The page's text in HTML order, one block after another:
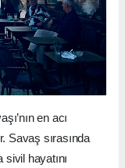
en acı
Savaş sırasında
hayatını